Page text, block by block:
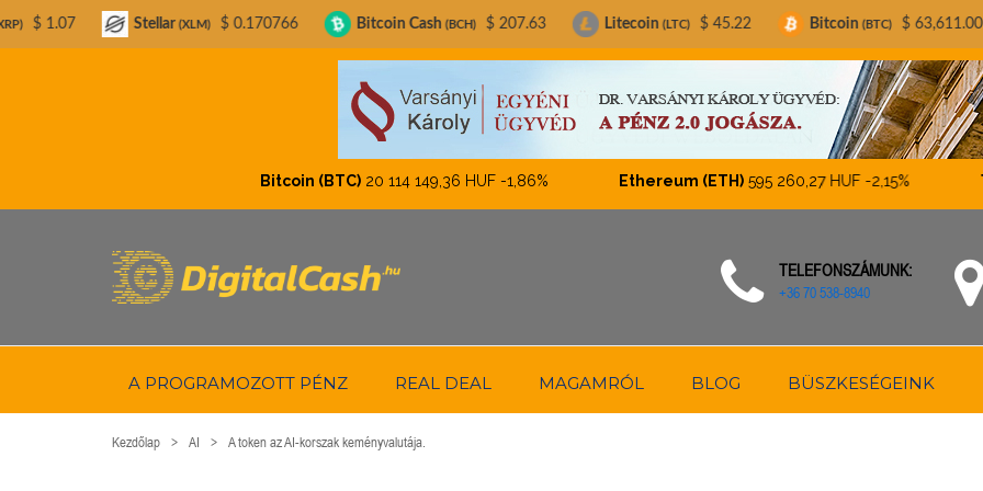
Bitcoin (BTC)20 114 149,36 HUF-1,86% Ethereum (ETH)595 260,27 HUF -2,15% Tether
TELEFONSZÁMUNK:
+36 70 538-8940
A PROGRAMOZOTT PÉNZ REAL DEAL MAGAMRÓL BLOG BÜSZKESÉGEINK
Kezdőlap AI A token az AI-korszak keményvalutája.
Stellar(XLM) $ 0.170766 Bitcoin Cash(BCH) $ 207.63 Litecoin(LTC) $ 45.22 Bitcoin(BTC) $ 63,611.00 Ethereum